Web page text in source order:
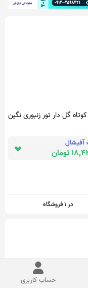
گل دار تور زنبوری نگین
آفیشال
تومان
در 1 فروشگاه
حساب کاربری